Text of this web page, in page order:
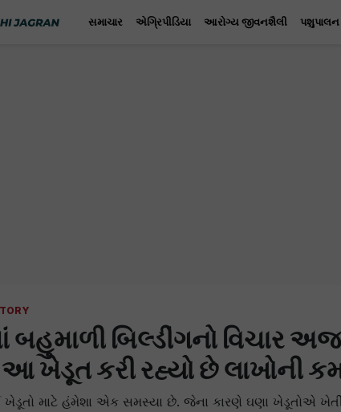
સમાચાર એગ્રિપીડિયા આરોગ્ય જીવનશૈલી પશુપાલન
બહુમાળી બિલ્ડીંગનો વિચાર
કરી રહ્યો છે લાખોની
ખેડૂતો માટે હંમેશા એક સમસ્યા છે. જેના કારણે ઘણા ખેડૂતોએ